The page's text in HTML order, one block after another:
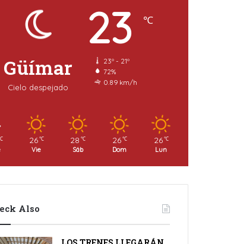
Güímar
Cielo despejado
23 ℃
23º - 21º
72%
0.89 km/h
26 ℃
Vie
28 ℃
Sáb
26 ℃
Dom
26 ℃
Lun
Also